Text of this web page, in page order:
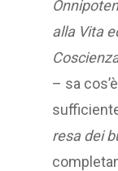
alla Vita
– sa
resa dei